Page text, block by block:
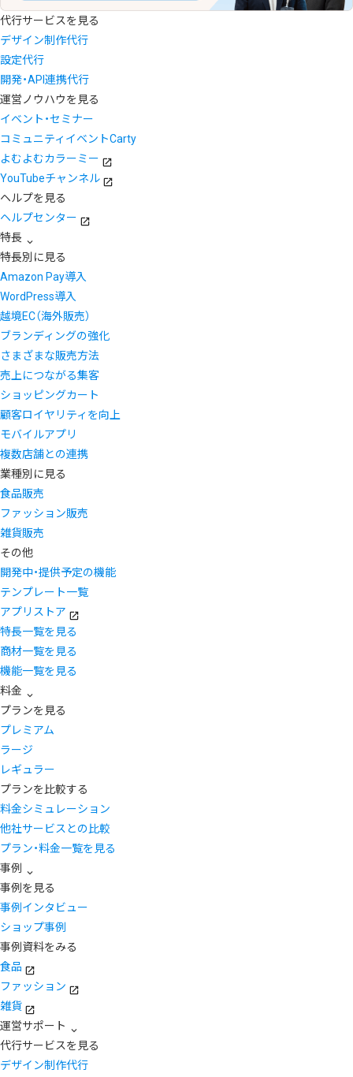
代行サービスを見る
デザイン制作代行
設定代行
開発・API連携代行
運営ノウハウを見る
イベント・セミナー
コミュニティイベントCarty
よむよむカラーミー
YouTubeチャンネル
ヘルプを見る
ヘルプセンター
特長
特長別に見る
Amazon Pay導入
WordPress導入
越境EC（海外販売）
ブランディングの強化
さまざまな販売方法
売上につながる集客
ショッピングカート
顧客ロイヤリティを向上
モバイルアプリ
複数店舗との連携
業種別に見る
食品販売
ファッション販売
雑貨販売
その他
開発中・提供予定の機能
テンプレート一覧
アプリストア
特長一覧を見る
商材一覧を見る
機能一覧を見る
料金
プランを見る
プレミアム
ラージ
レギュラー
プランを比較する
料金シミュレーション
他社サービスとの比較
プラン・料金一覧を見る
事例
事例を見る
事例インタビュー
ショップ事例
事例資料をみる
食品
ファッション
雑貨
運営サポート
代行サービスを見る
デザイン制作代行